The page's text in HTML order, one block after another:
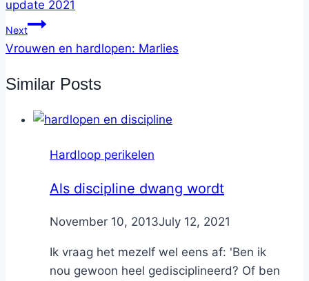
update 2021
Next
Vrouwen en hardlopen: Marlies
Similar Posts
Hardloop perikelen
Als discipline dwang wordt
ByNicole
November 10, 2013July 12, 2021
Ik vraag het mezelf wel eens af: 'Ben ik
nou gewoon heel gedisciplineerd? Of ben